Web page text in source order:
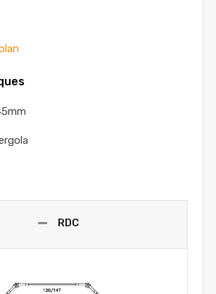
RDC